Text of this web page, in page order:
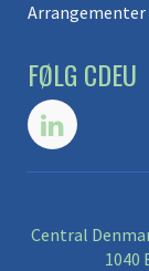
Arrangementer
FØLG CDEU
Central
1040